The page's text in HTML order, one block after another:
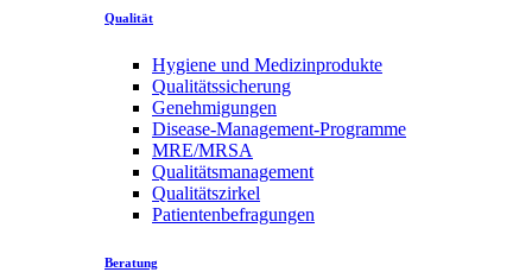
Qualität
Hygiene und Medizinprodukte
Qualitätssicherung
Genehmigungen
Disease-Management-Programme
MRE/MRSA
Qualitätsmanagement
Qualitätszirkel
Patientenbefragungen
Beratung